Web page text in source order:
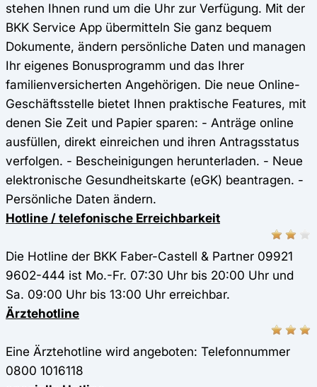
stehen Ihnen rund um die Uhr zur Verfügung. Mit der
BKK Service App übermitteln Sie ganz bequem
Dokumente, ändern persönliche Daten und managen
Ihr eigenes Bonusprogramm und das Ihrer
familienversicherten Angehörigen. Die neue Online-
Geschäftsstelle bietet Ihnen praktische Features, mit
denen Sie Zeit und Papier sparen: - Anträge online
ausfüllen, direkt einreichen und ihren Antragsstatus
verfolgen. - Bescheinigungen herunterladen. - Neue
elektronische Gesundheitskarte (eGK) beantragen. -
Persönliche Daten ändern.
Hotline / telefonische Erreichbarkeit
Die Hotline der BKK Faber-Castell & Partner 09921
9602-444 ist Mo.-Fr. 07:30 Uhr bis 20:00 Uhr und
Sa. 09:00 Uhr bis 13:00 Uhr erreichbar.
Ärztehotline
Eine Ärztehotline wird angeboten: Telefonnummer
0800 1016118